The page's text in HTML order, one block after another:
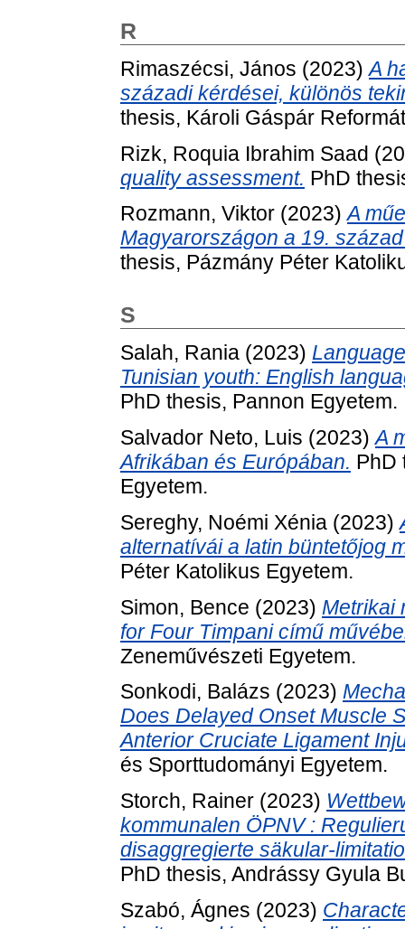
R
Rimaszécsi, János (2023)A
századi kérdései, különös
thesis, Károli Gáspár
Rizk, Roquia Ibrahim Saad
quality assessment. PhD
Rozmann, Viktor (2023)A
Magyarországon a 19.
thesis, Pázmány Péter
S
Salah, Rania (2023)
Tunisian youth: English
PhD thesis, Pannon Egyetem.
Salvador Neto, Luis (2023)A
Afrikában és Európában. PhD
Egyetem.
Sereghy, Noémi Xénia (2023)
alternatívái a latin büntetőjog
Péter Katolikus Egyetem.
Simon, Bence (2023) Metrikai
for Four Timpani című
Zeneművészeti Egyetem.
Sonkodi, Balázs (2023)
Does Delayed Onset Muscle
Anterior Cruciate Ligament
és Sporttudományi Egyetem.
Storch, Rainer (2023)
kommunalen ÖPNV :
disaggregierte säkular-
PhD thesis, Andrássy Gyula
Szabó, Ágnes (2023)